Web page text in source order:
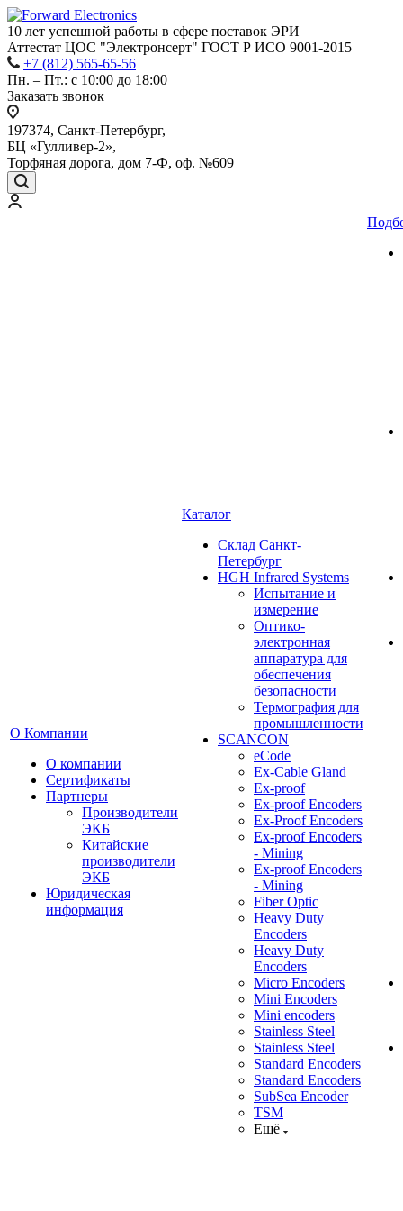
10 лет успешной работы в сфере поставок ЭРИ
Аттестат ЦОС "Электронсерт" ГОСТ Р ИСО 9001-2015
+7 (812) 565-65-56
Пн. – Пт.: с 10:00 до 18:00
Заказать звонок
197374, Санкт-Петербург,
БЦ «Гулливер-2»,
Торфяная дорога, дом 7-Ф, оф. №609
О Компании
О компании
Сертификаты
Партнеры
Производители
ЭКБ
Китайские
производители
ЭКБ
Юридическая
информация
Каталог
Cклад Санкт-
Петербург
HGH Infrared Systems
Испытание и
измерение
Оптико-
электронная
аппаратура для
обеспечения
безопасности
Термография для
промышленности
SCANCON
eCode
Ex-Cable Gland
Ex-proof
Ex-proof Encoders
Ex-Proof Encoders
Ex-proof Encoders
- Mining
Ex-proof Encoders
- Mining
Fiber Optic
Heavy Duty
Encoders
Heavy Duty
Encoders
Micro Encoders
Mini Encoders
Mini encoders
Stainless Steel
Stainless Steel
Standard Encoders
Standard Encoders
SubSea Encoder
TSM
Ещё